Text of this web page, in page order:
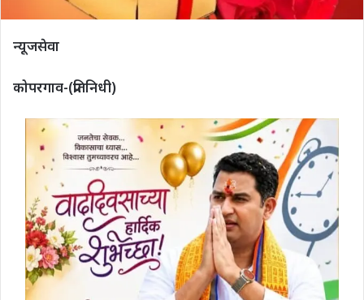
न्यूजसेवा
कोपरगाव-(प्रतिनिधी)